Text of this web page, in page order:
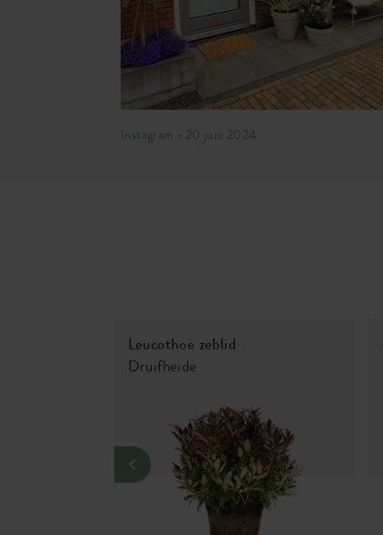
Instagram • 20 juni 2024
Leucothoe zeblid
Druifheide